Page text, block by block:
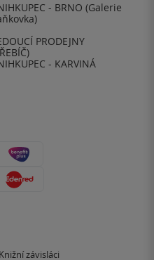
- BRNO (Galerie
PRODEJNY
- KARVINÁ
Knižní závisláci